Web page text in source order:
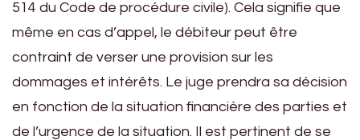
514 du Code de procédure civile). Cela signifie que
même en cas d’appel, le débiteur peut être
contraint de verser une provision sur les
dommages et intérêts. Le juge prendra sa décision
en fonction de la situation financière des parties et
de l’urgence de la situation. Il est pertinent de se